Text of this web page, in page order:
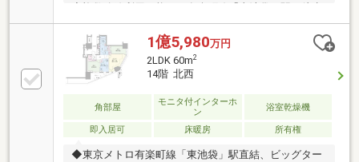
◇複数路線利用可能 ・有楽町線「東池袋」駅 徒歩
1分 ⇒4番出口より住民専用エレベーターで「直
結」◇周辺は起伏が少なくフラットアプローチです◇
各階に住戸専用の宅配BOX、ダストステーションあり
◇トランクルーム（有料）◇ペット飼育可（規約有）
◇24時間有人管理、トリプルセキュリティシステム◇
住戸内電子錠 玄関に出向かずに開錠が可能です◇
北、西向き 角部屋◇床暖房あり(リビングダイニン
グ)◇各洋室に収納あり◇浴室乾燥暖房機付きの浴室
1億5,980万円
2LDK 60m2
14階 北西
角部屋
モニタ付インターホ
ン
浴室乾燥機
即入居可 床暖房 所有権
◆東京メトロ有楽町線「東池袋」駅直結、ビッグター